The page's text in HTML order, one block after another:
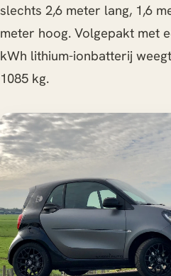
slechts 2,6 meter lang, 1,6
meter hoog. Volgepakt met
kWh lithium-ionbatterij
1085 kg.